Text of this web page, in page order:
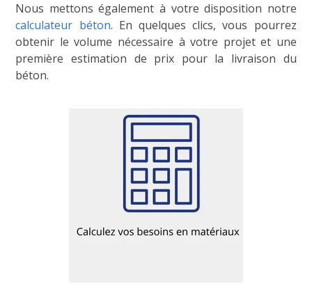
Nous mettons également à votre disposition notre
calculateur béton. En quelques clics, vous pourrez
obtenir le volume nécessaire à votre projet et une
première estimation de prix pour la livraison du
béton.